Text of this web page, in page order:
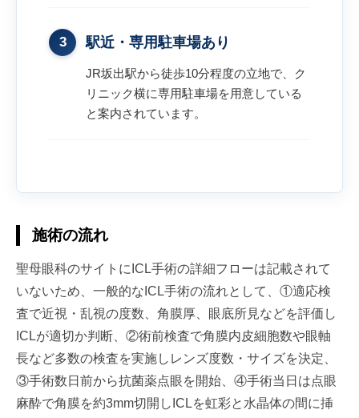
3 駅近・専用駐車場あり
JR坂出駅から徒歩10分程度の立地で、ク
リニック横に専用駐車場を用意している
と案内されています。
施術の流れ
聖母眼科のサイトにICL手術の詳細フローは記載されて
いないため、一般的なICL手術の流れとして、①適応検
査で近視・乱視の度数、角膜厚、眼底所見などを評価し
ICLが適切か判断、②術前検査で角膜内皮細胞数や眼軸
長など多数の検査を実施しレンズ度数・サイズを決定、
③手術数日前から抗菌薬点眼を開始、④手術当日は点眼
麻酔で角膜を約3mm切開しICLを虹彩と水晶体の間に挿